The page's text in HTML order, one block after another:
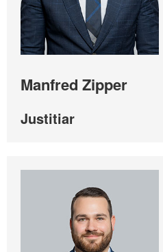
Manfred Zipper
Justitiar